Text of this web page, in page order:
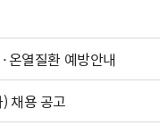
온열질환 예방안내
채용 공고